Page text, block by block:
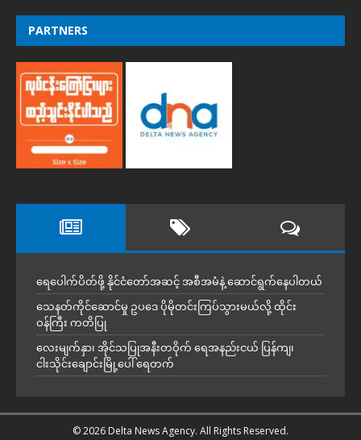
PARTNERS
ရေပေါက်ပိတ်ဖို့ နိုင်ငံတော်အဆင့် အစီအမံနဲ့ ဆောင်ရွက်နေပါတယ်
သေနတ်ကိုင်ဆောင်မှု ဥပဒေ ပိုမိုတင်းကြပ်သွားမယ်လို့ ထိုင်း
ဝန်ကြီး ကတိပြု
လေးမျက်နှာ၊ အိုင်သပြုအနီးတဝိုက် ရေအနည်းငယ် ပြန်ကျ၊
ငါးသိုင်းချောင်းမြို့ပေါ် ရေတက်
© 2026 Delta News Agency. All Rights Reserved.